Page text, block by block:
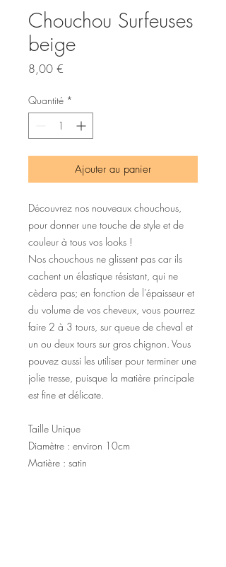
Chouchou Surfeuses
beige
8,00 €
Quantité *
Ajouter au panier
Découvrez nos nouveaux chouchous,
pour donner une touche de style et de
couleur à tous vos looks !
Nos chouchous ne glissent pas car ils
cachent un élastique résistant, qui ne
cèdera pas; en fonction de l'épaisseur et
du volume de vos cheveux, vous pourrez
faire 2 à 3 tours, sur queue de cheval et
un ou deux tours sur gros chignon. Vous
pouvez aussi les utiliser pour terminer une
jolie tresse, puisque la matière principale
est fine et délicate.
Taille Unique
Diamètre : environ 10cm
Matière : satin